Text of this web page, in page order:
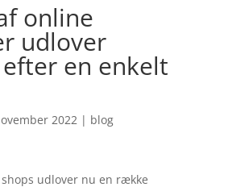
online
udlover
en enkelt
2022| blog
udlover nu en række